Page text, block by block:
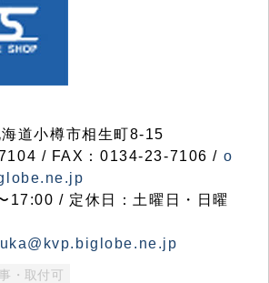
道小樽市相生町8-15
/ FAX：0134-23-7106 / o
17:00 / 定休日：土曜日・日曜
・取付可